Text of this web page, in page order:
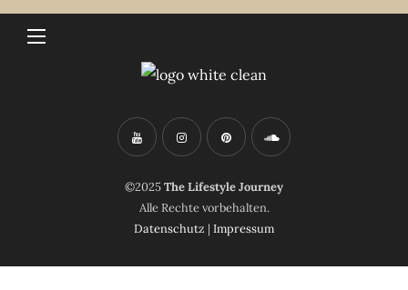
©2025The Lifestyle Journey
Alle Rechte vorbehalten.
Datenschutz | Impressum